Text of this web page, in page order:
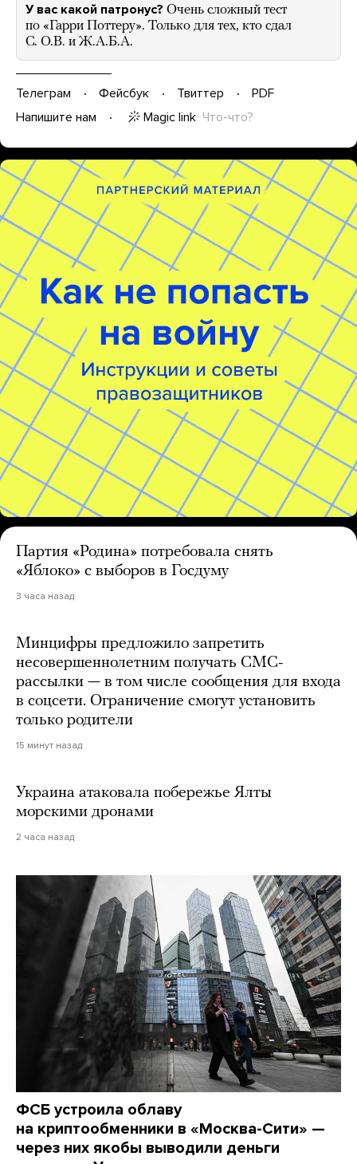
У вас какой патронус? Очень сложный тест
по «Гарри Поттеру». Только для тех, кто сдал
С. О.В. и Ж.А.Б.А.
Телеграм Фейсбук Твиттер
PDF
Напишите нам
Magic link Что-что?
Партия «Родина» потребовала снять
«Яблоко» с выборов в Госдуму
3 часа назад
Минцифры предложило запретить
несовершеннолетним получать СМС-
рассылки — в том числе сообщения для входа
в соцсети. Ограничение смогут установить
только родители
15 минут назад
Украина атаковала побережье Ялты
морскими дронами
2 часа назад
ФСБ устроила облаву
на криптообменники в «Москва-Сити» —
через них якобы выводили деньги